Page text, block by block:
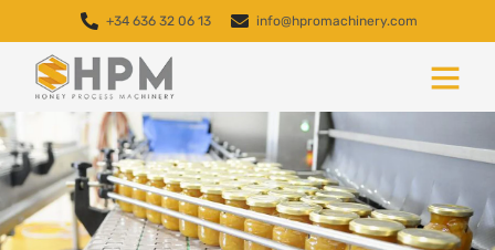
+34 636 32 06 13 info@hpromachinery.com